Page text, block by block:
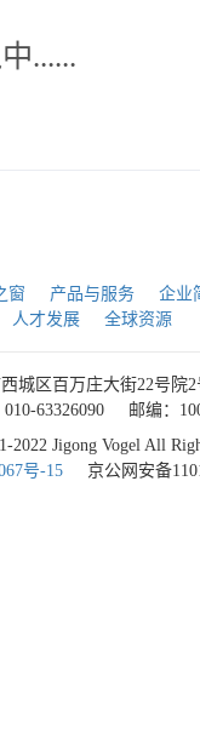
......
窗 产品与服务 企业
人才发展
全球资源
城区百万庄大街22号院2
63326090
邮编：
2022 Jigong Vogel All
号-15
京公网安备